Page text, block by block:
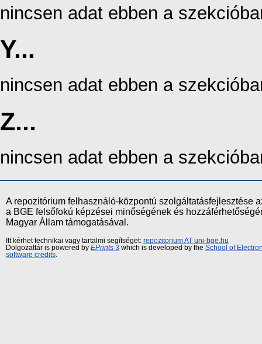
nincsen adat ebben a
Y...
nincsen adat ebben a
Z...
nincsen adat ebben a
A repozitórium felhasználó-központú szolgáltatásfejlesztése
a BGE felsőfokú képzései minőségének és
Magyar Állam támogatásával.
Itt kérhet technikai vagy tartalmi segítséget: repozitorium AT uni-bge.hu
Dolgozattár is powered by EPrints 3 which is developed by the School of
software credits